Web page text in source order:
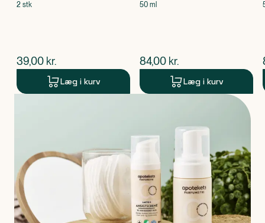
2 stk
$nuværende pris
39,00 kr.
Læg i kurv
50 ml
$nuværende pris
84,00 kr.
Læg i kurv